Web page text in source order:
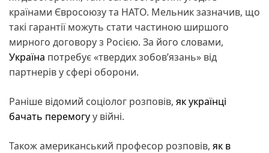
країнами Євросоюзу та НАТО. Мельник зазначив, що
такі гарантії можуть стати частиною ширшого
мирного договору з Росією. За його словами,
Україна потребує «твердих зобов’язань» від
партнерів у сфері оборони.
Раніше відомий соціолог розповів, як українці
бачать перемогуу війні.
Також американський професор розповів, як в